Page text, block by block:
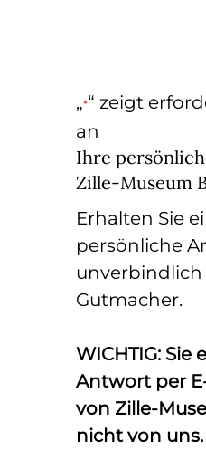
„*“ zeigt
an
Ihre
Zille-Museum
Erhalten Sie
persönliche
Gutmacher.
WICHTIG: Sie
Antwort per
von Zille-
nicht von uns.